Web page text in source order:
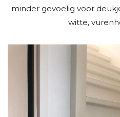
minder gevoelig voor
witte,